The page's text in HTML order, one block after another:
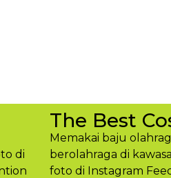
di
The Best
Memakai baju
berolahraga di
foto di Instagram